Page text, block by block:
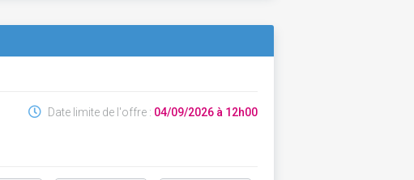
Date limite de l'offre : 04/09/2026 à 12h00